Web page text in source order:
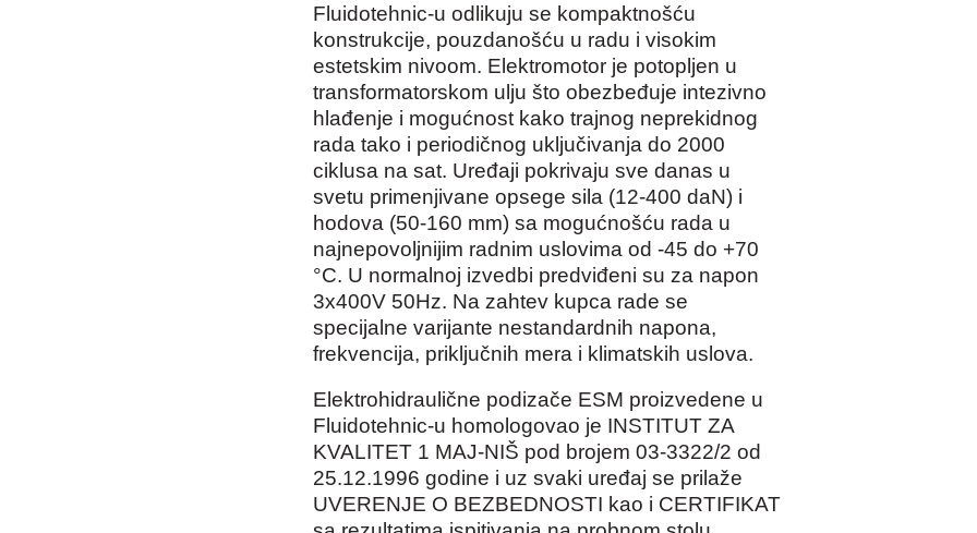
Fluidotehnic-u odlikuju se kompaktnošću
konstrukcije, pouzdanošću u radu i visokim
estetskim nivoom. Elektromotor je potopljen u
transformatorskom ulju što obezbeđuje intezivno
hlađenje i mogućnost kako trajnog neprekidnog
rada tako i periodičnog uključivanja do 2000
ciklusa na sat. Uređaji pokrivaju sve danas u
svetu primenjivane opsege sila (12-400 daN) i
hodova (50-160 mm) sa mogućnošću rada u
najnepovoljnijim radnim uslovima od -45 do +70
°C. U normalnoj izvedbi predviđeni su za napon
3x400V 50Hz. Na zahtev kupca rade se
specijalne varijante nestandardnih napona,
frekvencija, priključnih mera i klimatskih uslova.
Elektrohidraulične podizače ESM proizvedene u
Fluidotehnic-u homologovao je INSTITUT ZA
KVALITET 1 MAJ-NIŠ pod brojem 03-3322/2 od
25.12.1996 godine i uz svaki uređaj se prilaže
UVERENJE O BEZBEDNOSTI kao i CERTIFIKAT